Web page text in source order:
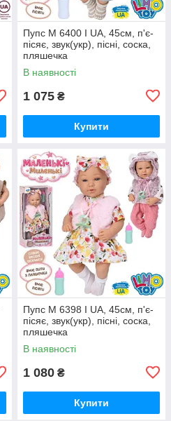
Пупс M 6400 I UA, 45см, п'є-
пісяє, звук(укр), пісні, соска,
пляшечка
В наявності
1 075 ₴
Купити
Пупс M 6398 I UA, 45см, п'є-
пісяє, звук(укр), пісні, соска,
пляшечка
В наявності
1 080 ₴
Купити